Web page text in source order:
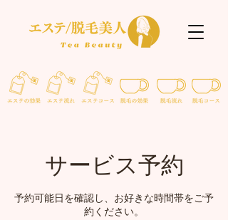
サービス予約
予約可能日を確認し、お好きな時間帯をご予
約ください。